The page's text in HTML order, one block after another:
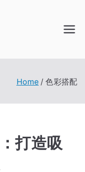
Home 色彩搭配
打造吸